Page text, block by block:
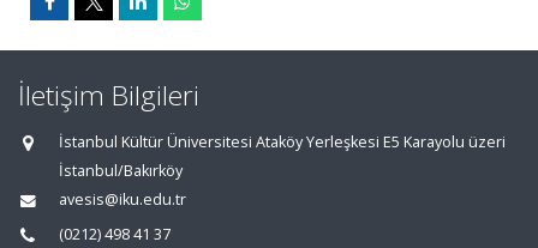
İletişim Bilgileri
İstanbul Kültür Üniversitesi Ataköy Yerleşkesi E5 Karayolu üzeri
İstanbul/Bakırköy
avesis@iku.edu.tr
(0212) 498 41 37